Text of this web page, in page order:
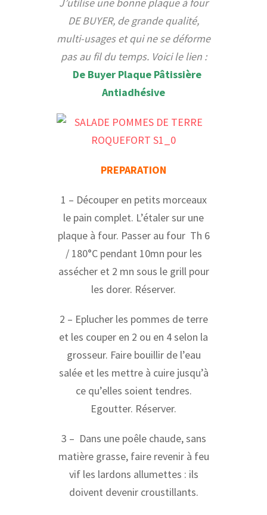
DE BUYER, de grande qualité,
multi-usages et qui ne se déforme
pas au fil du temps. Voici le lien :
De Buyer Plaque Pâtissière
Antiadhésive
PREPARATION
1 – Découper en petits morceaux
le pain complet. L’étaler sur une
plaque à four. Passer au four Th 6
/ 180°C pendant 10mn pour les
assécher et 2 mn sous le grill pour
les dorer. Réserver.
2 – Eplucher les pommes de terre
et les couper en 2 ou en 4 selon la
grosseur. Faire bouillir de l’eau
salée et les mettre à cuire jusqu’à
ce qu’elles soient tendres.
Egoutter. Réserver.
3 – Dans une poêle chaude, sans
matière grasse, faire revenir à feu
vif les lardons allumettes : ils
doivent devenir croustillants.